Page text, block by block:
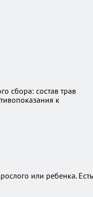
сбора: состав трав
к
или ребенка. Есть